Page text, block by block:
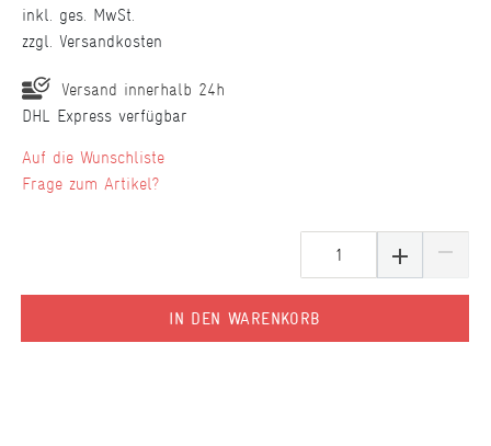
inkl. ges. MwSt.
zzgl. Versandkosten
Versand innerhalb 24h
DHL Express verfügbar
IN DEN WARENKORB
Wunschliste
Frage zum Artikel?